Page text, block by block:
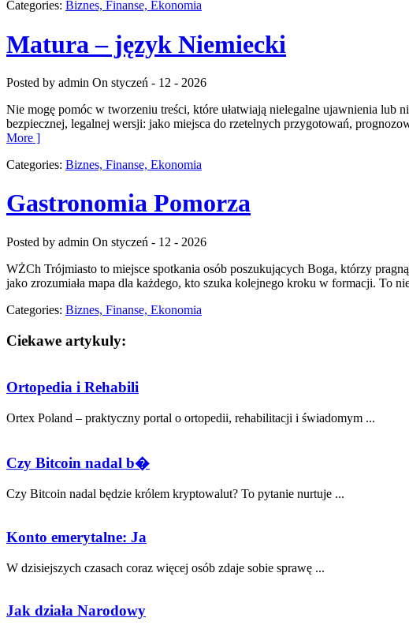
Categories: Biznes, Finanse, Ekonomia
Matura – język Niemiecki
Posted by admin On styczeń - 12 - 2026
Nie mogę pomóc w tworzeniu treści, które ułatwiają nielegalne ujawnienia lub
bezpiecznej, legalnej wersji: jako miejsca do rzetelnych przygotowań,
More ]
Categories: Biznes, Finanse, Ekonomia
Gastronomia Pomorza
Posted by admin On styczeń - 12 - 2026
WŻCh Trójmiasto to miejsce spotkania osób poszukujących Boga, którzy
jako zrozumiała mapa dla każdego, kto szuka kolejnego kroku w formacji. To
Categories: Biznes, Finanse, Ekonomia
Ciekawe artykuly:
Ortopedia i Rehabili
Ortex Poland – praktyczny portal o ortopedii, rehabilitacji i świadomym ...
Czy Bitcoin nadal b�
Czy Bitcoin nadal będzie królem kryptowalut? To pytanie nurtuje ...
Konto emerytalne: Ja
W dzisiejszych czasach​ coraz więcej osób zdaje sobie sprawę ...
Jak działa Narodowy